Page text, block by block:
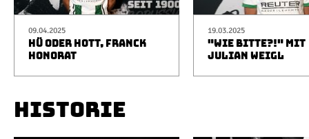
09.04.2025
HÜ ODER HOTT, FRANCK
HONORAT
19.03.2025
"WIE BITTE?!" MIT
JULIAN WEIGL
HISTORIE